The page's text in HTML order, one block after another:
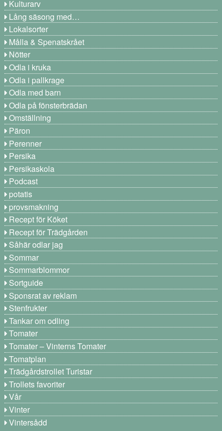
Kulturarv
Lång säsong med…
Lokalsorter
Målla & Spenatskrået
Nötter
Odla i kruka
Odla i pallkrage
Odla med barn
Odla på fönsterbrädan
Omställning
Päron
Perenner
Persika
Persikaskola
Podcast
potatis
provsmakning
Recept för Köket
Recept för Trädgården
Såhär odlar jag
Sommar
Sommarblommor
Sortguide
Sponsrat av reklam
Stenfrukter
Tankar om odling
Tomater
Tomater – Vinterns Tomater
Tomatplan
Trädgårdstrollet Turistar
Trollets favoriter
Vår
Vinter
Vintersådd